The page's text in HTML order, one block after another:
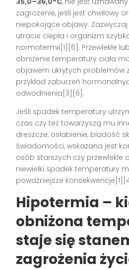
zagrożenie, jeśli jest chwilowy
niepokojące objawy.
utracie ciepła i organizm
normotermii[1][6]. Przewlekłe
obniżenie temperatury ciała
objawem ukrytych problemów
przykład zaburzeń
odwodnienia[3][6].
Jeśli spadek temperatury
czas czy też towarzyszą mu
dreszcze, osłabienie, bladość
świadomości, wskazana jest
osób starszych czy przewlekle
niewielki spadek temperatury
poważniejsze
Hipotermia –
obniżona
staje się
zagrożenia